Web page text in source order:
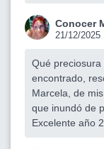
Conocer
21/12/2025
Qué
encontrado,
Marcela, de
que inundó de
Excelente año